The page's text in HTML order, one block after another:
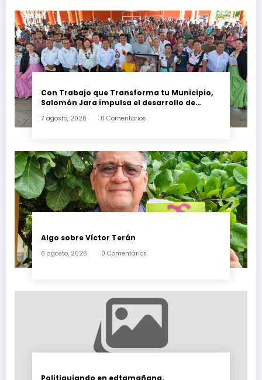
Con Trabajo que Transforma tu Municipio,
Salomón Jara impulsa el desarrollo de
7 agosto, 2026 0 Comentarios
Algo sobre Víctor Terán
6 agosto, 2026 0 Comentarios